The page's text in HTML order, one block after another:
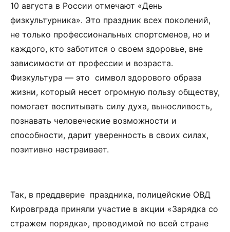
10 августа в России отмечают «День
физкультурника». Это праздник всех поколений,
не только профессиональных спортсменов, но и
каждого, кто заботится о своем здоровье, вне
зависимости от профессии и возраста.
Физкультура — это символ здорового образа
жизни, который несет огромную пользу обществу,
помогает воспитывать силу духа, выносливость,
познавать человеческие возможности и
способности, дарит уверенность в своих силах,
позитивно настраивает.
Так, в преддверие праздника, полицейские ОВД
Кировграда приняли участие в акции «Зарядка со
стражем порядка», проводимой по всей стране